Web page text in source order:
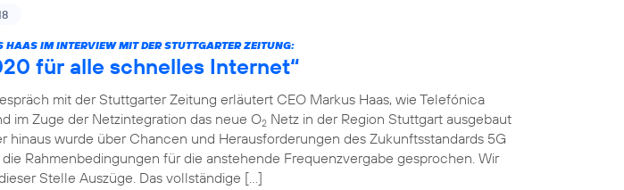
HAAS IM INTERVIEW MIT DER STUTTGARTER ZEITUNG:
für alle schnelles Internet“
mit der Stuttgarter Zeitung erläutert CEO Markus Haas, wie Telefónica
im Zuge der Netzintegration das neue O2 Netz in der Region Stuttgart ausgebaut
hinaus wurde über Chancen und Herausforderungen des Zukunftsstandards 5G
Rahmenbedingungen für die anstehende Frequenzvergabe gesprochen. Wir
Stelle Auszüge. Das vollständige […]